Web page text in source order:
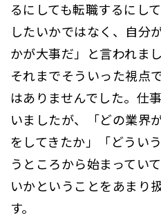
るにしても転職するにし
したいかではなく、自分
かが大事だ」と言われまし
それまでそういった視点
はありませんでした。仕
いましたが、「どの業界
をしてきたか」「どうい
うところから始まってい
いかということをあまり
す。